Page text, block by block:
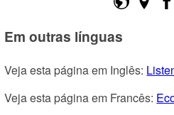
Em outras línguas
Veja esta página em Inglês:
Veja esta página em Francês: